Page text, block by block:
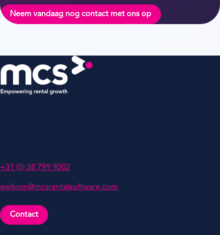
Neem vandaag nog contact met ons op
+31 (0) 38 799 9002
welkom@mcsrentalsoftware.com
Contact